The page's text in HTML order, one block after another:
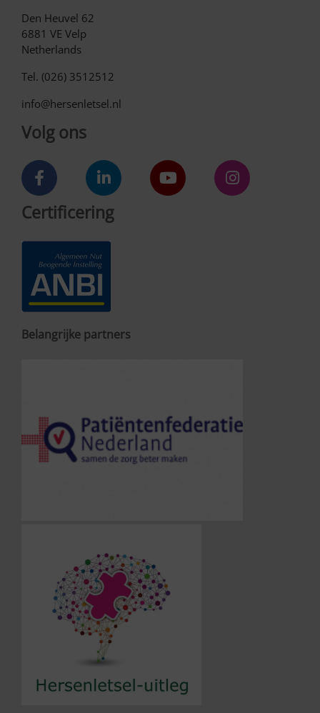
Den Heuvel 62
6881 VE Velp
Netherlands
Tel. (026) 3512512
info@hersenletsel.nl
Volg ons
Certificering
Belangrijke partners